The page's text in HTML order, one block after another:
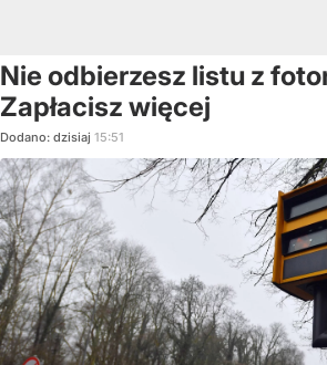
Nie odbierzesz listu z
Zapłacisz więcej
Dodano: dzisiaj 15:51